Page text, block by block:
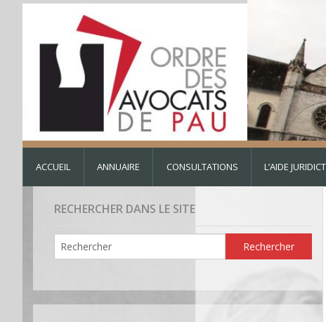
ACCUEIL ANNUAIRE CONSULTATIONS L’AIDE
RECHERCHER DANS LE SITE